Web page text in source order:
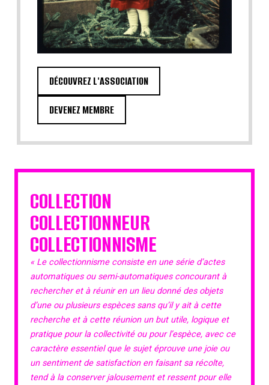
DÉCOUVREZ L'ASSOCIATION
DEVENEZ MEMBRE
COLLECTION
COLLECTIONNEUR
COLLECTIONNISME
« Le collectionnisme consiste en une série d’actes
automatiques ou semi-automatiques concourant à
rechercher et à réunir en un lieu donné des objets
d’une ou plusieurs espèces sans qu’il y ait à cette
recherche et à cette réunion un but utile, logique et
pratique pour la collectivité ou pour l’espèce, avec ce
caractère essentiel que le sujet éprouve une joie ou
un sentiment de satisfaction en faisant sa récolte,
tend à la conserver jalousement et ressent pour elle